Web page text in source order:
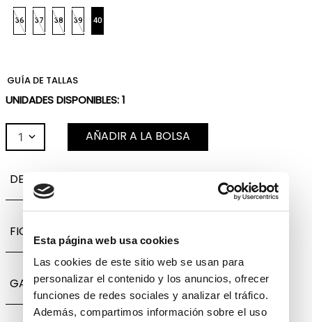
Esta página web usa cookies
Las cookies de este sitio web se usan para
personalizar el contenido y los anuncios, ofrecer
funciones de redes sociales y analizar el tráfico.
Además, compartimos información sobre el uso
36 37 38 39 40
GUÍA DE TALLAS
UNIDADES DISPONIBLES:1
1 AÑADIR A LA BOLSA
DESCRIPCIÓN
FICHA TÉCNICA
GARANTÍA, CAMBIOS Y DEVOLUCIONES